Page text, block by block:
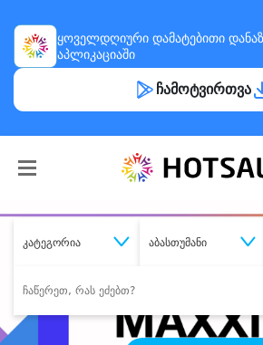
ყოველდღიური დამატებითი
აპლიკაციაში
ჩამოტვირთვა
კატეგორია აბასთუმანი